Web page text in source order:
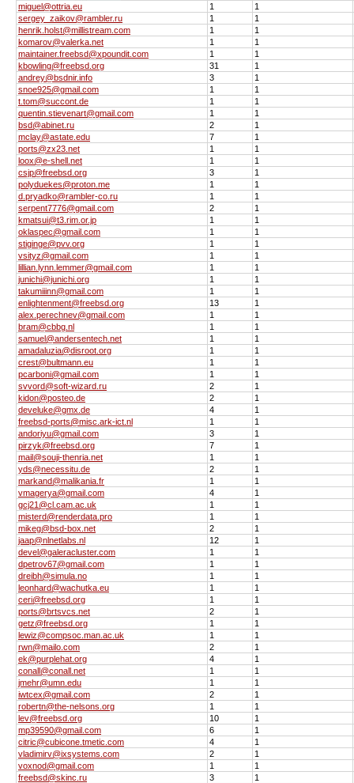
miguel@ottria.eu
1
1
sergey_zaikov@rambler.ru
1
1
henrik.holst@millistream.com
1
1
komarov@valerka.net
1
1
maintainer.freebsd@xpoundit.com
1
1
kbowling@freebsd.org
31
1
andrey@bsdnir.info
3
1
snoe925@gmail.com
1
1
t.tom@succont.de
1
1
quentin.stievenart@gmail.com
1
1
bsd@abinet.ru
2
1
mclay@astate.edu
7
1
ports@zx23.net
1
1
loox@e-shell.net
1
1
csjp@freebsd.org
3
1
polyduekes@proton.me
1
1
d.pryadko@rambler-co.ru
1
1
serpent7776@gmail.com
2
1
kmatsui@t3.rim.or.jp
1
1
oklaspec@gmail.com
1
1
stiginge@pvv.org
1
1
vsityz@gmail.com
1
1
lillian.lynn.lemmer@gmail.com
1
1
junichi@junichi.org
1
1
takumiiinn@gmail.com
1
1
enlightenment@freebsd.org
13
1
alex.perechnev@gmail.com
1
1
bram@cbbg.nl
1
1
samuel@andersentech.net
1
1
amadaluzia@disroot.org
1
1
crest@bultmann.eu
1
1
pcarboni@gmail.com
1
1
svvord@soft-wizard.ru
2
1
kidon@posteo.de
2
1
develuke@gmx.de
4
1
freebsd-ports@misc.ark-ict.nl
1
1
andoriyu@gmail.com
3
1
pirzyk@freebsd.org
7
1
mail@souji-thenria.net
1
1
yds@necessitu.de
2
1
markand@malikania.fr
1
1
vmagerya@gmail.com
4
1
gcj21@cl.cam.ac.uk
1
1
misterd@renderdata.pro
1
1
mikeg@bsd-box.net
2
1
jaap@nlnetlabs.nl
12
1
devel@galeracluster.com
1
1
dpetrov67@gmail.com
1
1
dreibh@simula.no
1
1
leonhard@wachutka.eu
1
1
ceri@freebsd.org
1
1
ports@brtsvcs.net
2
1
getz@freebsd.org
1
1
lewiz@compsoc.man.ac.uk
1
1
rwn@mailo.com
2
1
ek@purplehat.org
4
1
conall@conall.net
1
1
jmehr@umn.edu
1
1
iwtcex@gmail.com
2
1
robertn@the-nelsons.org
1
1
lev@freebsd.org
10
1
mp39590@gmail.com
6
1
citric@cubicone.tmetic.com
4
1
vladimirv@ixsystems.com
2
1
voxnod@gmail.com
1
1
freebsd@skinc.ru
3
1